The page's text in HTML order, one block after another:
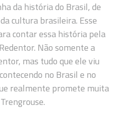
da história do Brasil, de
cultura brasileira. Esse
contar essa história pela
Não somente a
mas tudo que ele viu
no Brasil e no
realmente promete muita